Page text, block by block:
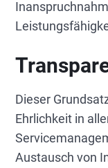
Dieser
Ehrlichkeit in
Austausch von